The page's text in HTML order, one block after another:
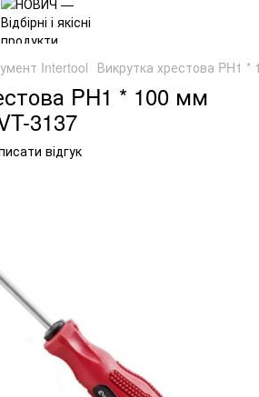
Intertool Викрутка хрестова PH1
PH1 * 100 мм
3137
відгук